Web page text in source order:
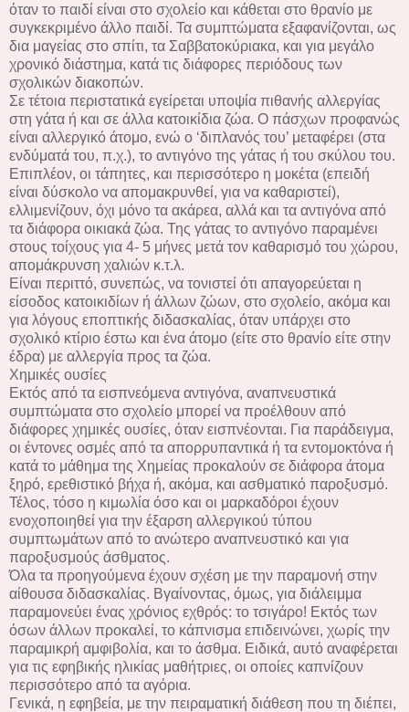
όταν το παιδί είναι στο σχολείο και κάθεται στο θρανίο με
συγκεκριμένο άλλο παιδί. Τα συμπτώματα εξαφανίζονται, ως
δια μαγείας στο σπίτι, τα Σαββατοκύριακα, και για μεγάλο
χρονικό διάστημα, κατά τις διάφορες περιόδους των
σχολικών διακοπών.
Σε τέτοια περιστατικά εγείρεται υποψία πιθανής αλλεργίας
στη γάτα ή και σε άλλα κατοικίδια ζώα. Ο πάσχων προφανώς
είναι αλλεργικό άτομο, ενώ ο ‘διπλανός του’ μεταφέρει (στα
ενδύματά του, π.χ.), το αντιγόνο της γάτας ή του σκύλου του.
Επιπλέον, οι τάπητες, και περισσότερο η μοκέτα (επειδή
είναι δύσκολο να απομακρυνθεί, για να καθαριστεί),
ελλιμενίζουν, όχι μόνο τα ακάρεα, αλλά και τα αντιγόνα από
τα διάφορα οικιακά ζώα. Της γάτας το αντιγόνο παραμένει
στους τοίχους για 4- 5 μήνες μετά τον καθαρισμό του χώρου,
απομάκρυνση χαλιών κ.τ.λ.
Είναι περιττό, συνεπώς, να τονιστεί ότι απαγορεύεται η
είσοδος κατοικιδίων ή άλλων ζώων, στο σχολείο, ακόμα και
για λόγους εποπτικής διδασκαλίας, όταν υπάρχει στο
σχολικό κτίριο έστω και ένα άτομο (είτε στο θρανίο είτε στην
έδρα) με αλλεργία προς τα ζώα.
Χημικές ουσίες
Εκτός από τα εισπνεόμενα αντιγόνα, αναπνευστικά
συμπτώματα στο σχολείο μπορεί να προέλθουν από
διάφορες χημικές ουσίες, όταν εισπνέονται. Για παράδειγμα,
οι έντονες οσμές από τα απορρυπαντικά ή τα εντομοκτόνα ή
κατά το μάθημα της Χημείας προκαλούν σε διάφορα άτομα
ξηρό, ερεθιστικό βήχα ή, ακόμα, και ασθματικό παροξυσμό.
Τέλος, τόσο η κιμωλία όσο και οι μαρκαδόροι έχουν
ενοχοποιηθεί για την έξαρση αλλεργικού τύπου
συμπτωμάτων από το ανώτερο αναπνευστικό και για
παροξυσμούς άσθματος.
Όλα τα προηγούμενα έχουν σχέση με την παραμονή στην
αίθουσα διδασκαλίας. Βγαίνοντας, όμως, για διάλειμμα
παραμονεύει ένας χρόνιος εχθρός: το τσιγάρο! Εκτός των
όσων άλλων προκαλεί, το κάπνισμα επιδεινώνει, χωρίς την
παραμικρή αμφιβολία, και το άσθμα. Ειδικά, αυτό αναφέρεται
για τις εφηβικής ηλικίας μαθήτριες, οι οποίες καπνίζουν
περισσότερο από τα αγόρια.
Γενικά, η εφηβεία, με την πειραματική διάθεση που τη διέπει,